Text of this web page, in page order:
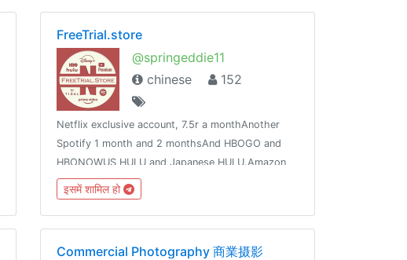
FreeTrial.store
@springeddie11
chinese
152
Netflix exclusive account, 7.5r a monthAnother
Spotify 1 month and 2 monthsAnd HBOGO and
HBONOWUS HULU and Japanese HULU.Amazon
video and hbonow joint modelsSpotify and hulu
joint nameTidal HiFi MusicYouTube and Pornhub
membersLink:freetrial.store
इसमें शामिल हो
Commercial Photography 商業摄影